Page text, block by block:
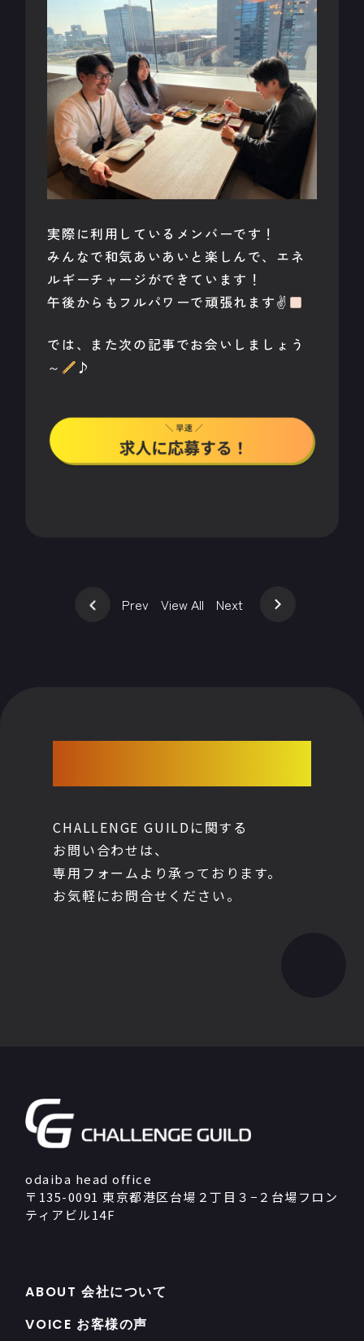
実際に利用しているメンバーです！
みんなで和気あいあいと楽しんで、エネ
ルギーチャージができています！
午後からもフルパワーで頑張れます✌
では、また次の記事でお会いしましょう
～
♪
Prev View All Next
CHALLENGE GUILDに関する
お問い合わせは、
専用フォームより承っております。
お気軽にお問合せください。
odaiba head office
〒135-0091 東京都港区台場２丁目３−２台場フロン
ティアビル14F
ABOUT 会社について
VOICE お客様の声